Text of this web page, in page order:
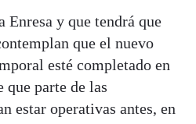
Enresa y que tendrá que
que el nuevo
esté completado en
que parte de las
estar operativas antes, en